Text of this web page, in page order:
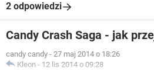
2 odpowiedzi
Candy Crash Saga - jak
candy candy - 27 maj 2014 o 18:26
Kleon - 12 lis 2014 o 09:28